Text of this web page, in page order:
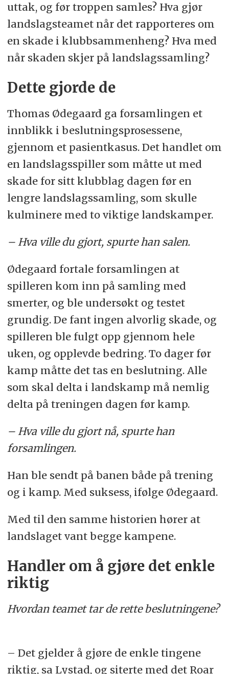
uttak, og før troppen samles? Hva gjør
landslagsteamet når det rapporteres om
en skade i klubbsammenheng? Hva med
når skaden skjer på landslagssamling?
Dette gjorde de
Thomas Ødegaard ga forsamlingen et
innblikk i beslutningsprosessene,
gjennom et pasientkasus. Det handlet om
en landslagsspiller som måtte ut med
skade for sitt klubblag dagen før en
lengre landslagssamling, som skulle
kulminere med to viktige landskamper.
– Hva ville du gjort, spurte han salen.
Ødegaard fortale forsamlingen at
spilleren kom inn på samling med
smerter, og ble undersøkt og testet
grundig. De fant ingen alvorlig skade, og
spilleren ble fulgt opp gjennom hele
uken, og opplevde bedring. To dager før
kamp måtte det tas en beslutning. Alle
som skal delta i landskamp må nemlig
delta på treningen dagen før kamp.
– Hva ville du gjort nå, spurte han
forsamlingen.
Han ble sendt på banen både på trening
og i kamp. Med suksess, ifølge Ødegaard.
Med til den samme historien hører at
landslaget vant begge kampene.
Handler om å gjøre det enkle
riktig
Hvordan teamet tar de rette beslutningene?
– Det gjelder å gjøre de enkle tingene
riktig, sa Lystad, og siterte med det Roar